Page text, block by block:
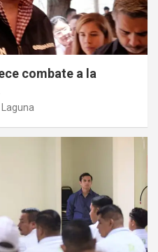
combate a la